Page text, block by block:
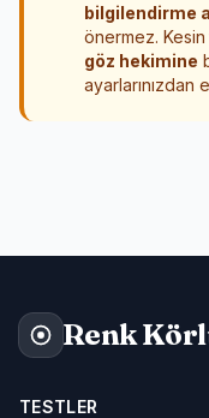
bilgilendirme
önermez.
göz hekimine
ayarlarınızdan
Renk
TESTLER